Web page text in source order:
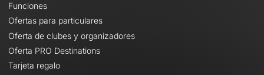
Funciones
Ofertas para particulares
Oferta de clubes y organizadores
Oferta PRO Destinations
Tarjeta regalo